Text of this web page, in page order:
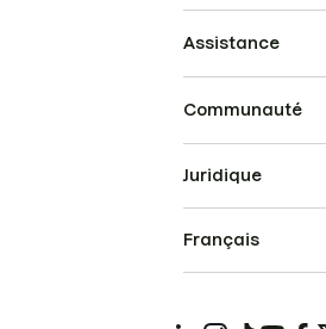
Assistance
Communauté
Juridique
Français